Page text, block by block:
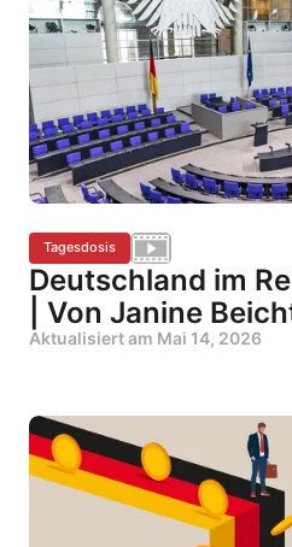
Tagesdosis
Deutschland im
| Von Janine
Aktualisiert am Mai 14, 2026